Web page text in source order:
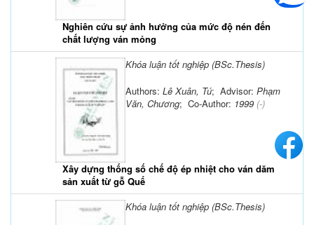
Nghiên cứu sự ảnh hưởng của mức độ nén đến
chất lượng ván mỏng
Khóa luận tốt nghiệp (BSc.Thesis)
Xây dựng thống số chế độ ép nhiệt cho ván dăm
sản xuất từ gỗ Quế
Authors: Lê Xuân, Tú; Advisor: Phạm
Văn, Chương; Co-Author: 1999 (-)
Khóa luận tốt nghiệp (BSc.Thesis)